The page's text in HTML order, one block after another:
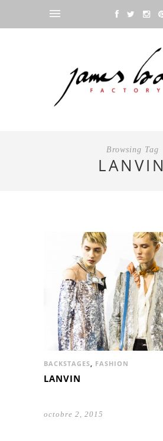
Browsing Tag
LANVIN
BACKSTAGES FASHION
LANVIN
octobre 2, 2015